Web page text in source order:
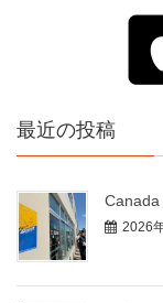
最近の投稿
Canada
2026